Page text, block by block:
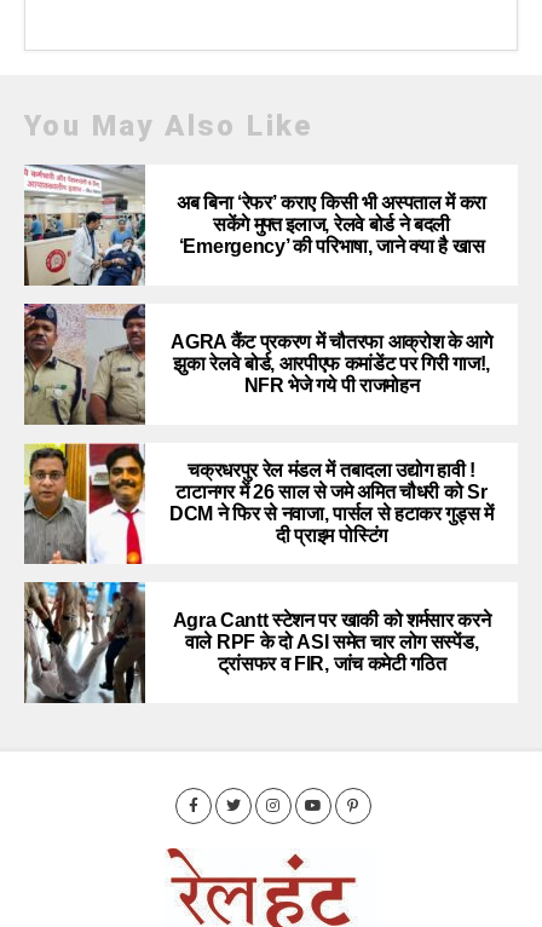
You May Also Like
अब बिना ‘रेफर’ कराए किसी भी अस्पताल में करा
सकेंगे मुफ्त इलाज, रेलवे बोर्ड ने बदली
‘Emergency’ की परिभाषा, जाने क्या है खास
AGRA कैंट प्रकरण में चौतरफा आक्रोश के आगे
झुका रेलवे बोर्ड, आरपीएफ कमांडेंट पर गिरी गाज!,
NFR भेजे गये पी राजमोहन
चक्रधरपुर रेल मंडल में तबादला उद्योग हावी !
टाटानगर में 26 साल से जमे अमित चौधरी को Sr
DCM ने फिर से नवाजा, पार्सल से हटाकर गुड्स में
दी प्राइम पोस्टिंग
Agra Cantt स्टेशन पर खाकी को शर्मसार करने
वाले RPF के दो ASI समेत चार लोग सस्पेंड,
ट्रांसफर व FIR, जांच कमेटी गठित